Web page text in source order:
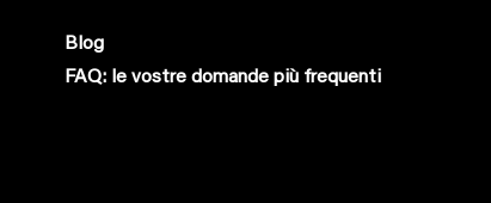
Blog
FAQ: le vostre domande più frequenti